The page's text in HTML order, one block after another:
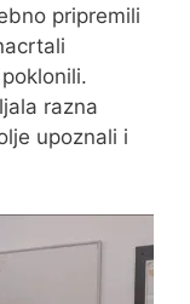
pripremili
razna
upoznali i